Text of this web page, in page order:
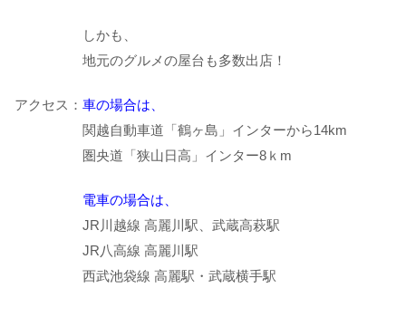
しかも、
地元のグルメの屋台も多数出店！
アクセス： 車の場合は、
関越自動車道「鶴ヶ島」インターから14km
圏央道「狭山日高」インター8ｋm
電車の場合は、
JR川越線 高麗川駅、武蔵高萩駅
JR八高線 高麗川駅
西武池袋線 高麗駅・武蔵横手駅